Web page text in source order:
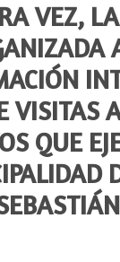
VEZ,
VISITAS
QUE